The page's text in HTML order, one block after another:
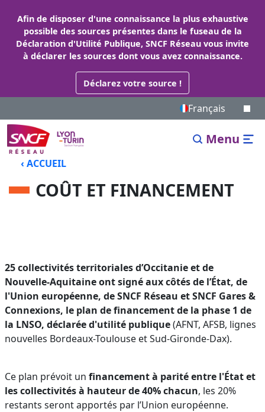
Afin de disposer d'une connaissance la plus exhaustive
possible des sources présentes dans le fuseau de la
Déclaration d'Utilité Publique, SNCF Réseau vous invite
à déclarer les sources dont vous avez connaissance.
Déclarez votre source !
Français
Menu
‹ ACCUEIL
COÛT ET FINANCEMENT
25 collectivités territoriales d’Occitanie et de
Nouvelle-Aquitaine ont signé aux côtés de l’État, de
l'Union européenne, de SNCF Réseau et SNCF Gares &
Connexions, le plan de financement de la phase 1 de
la LNSO, déclarée d'utilité publique(AFNT, AFSB, lignes
nouvelles Bordeaux-Toulouse et Sud-Gironde-Dax).
Ce plan prévoit un financement à parité entre l'État et
les collectivités à hauteur de 40% chacun, les 20%
restants seront apportés par l’Union européenne.